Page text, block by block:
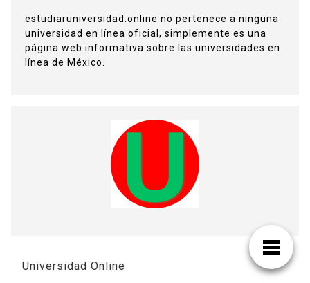
estudiaruniversidad.online no pertenece a ninguna
universidad en línea oficial, simplemente es una
página web informativa sobre las universidades en
línea de México.
Universidad Online